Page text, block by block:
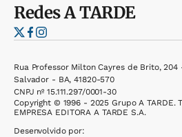
RedesA TARDE
Rua Professor Milton Cayres de Brito, 204
Salvador - BA, 41820-570
CNPJ nº 15.111.297/0001-30
Copyright © 1996 - 2025 Grupo A TARDE.
EMPRESA EDITORA A TARDE S.A.
Desenvolvido por: